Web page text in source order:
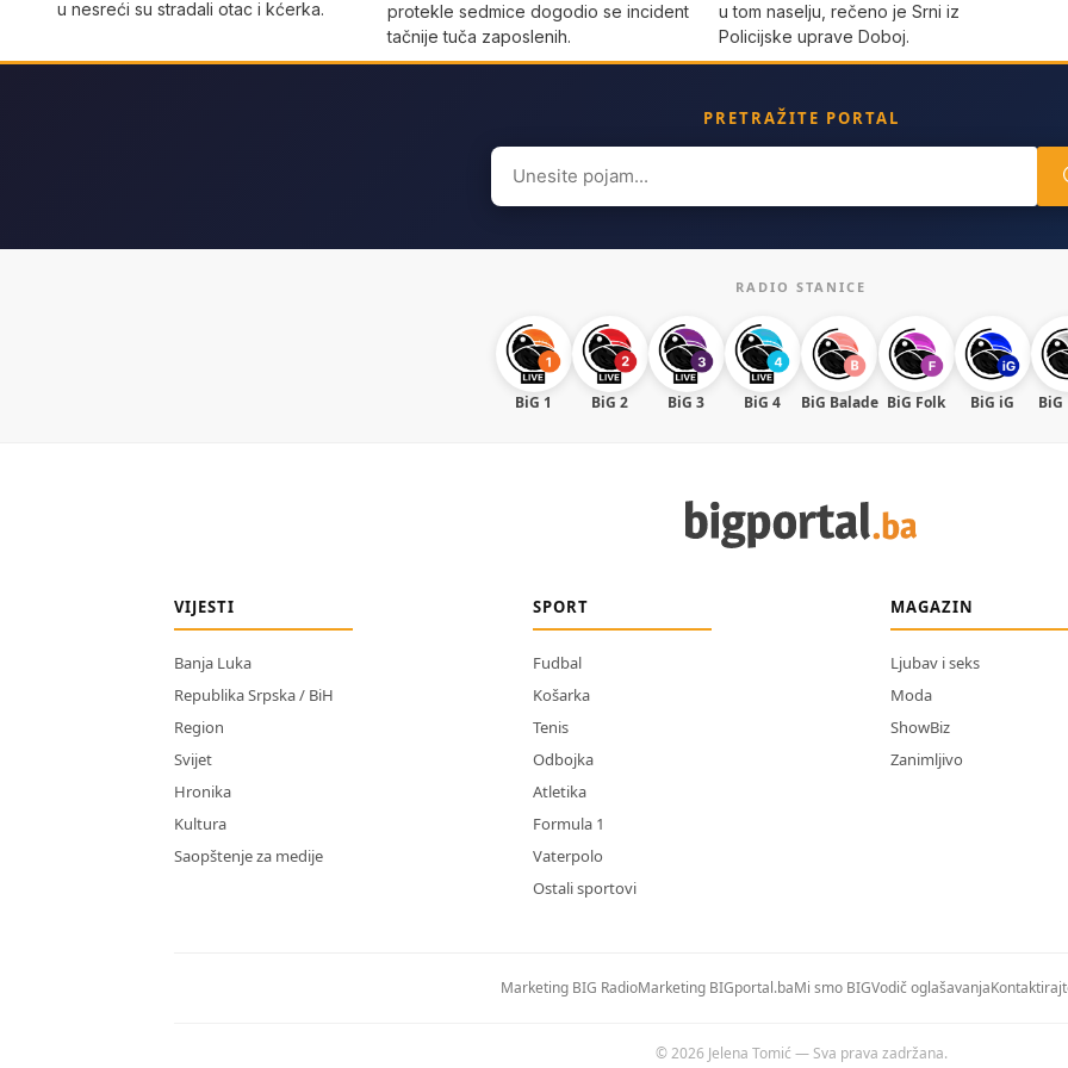
u nesreći su stradali otac i kćerka.
protekle sedmice dogodio se incident
tačnije tuča zaposlenih.
u tom naselju, rečeno je Srni iz
Policijske uprave Doboj.
PRETRAŽITE PORTAL
Search
for:
RADIO STANICE
BiG 1 BiG 2 BiG 3 BiG 4 BiG Balade BiG Folk BiG iG BiG
VIJESTI
Banja Luka
Republika Srpska / BiH
Region
Svijet
Hronika
Kultura
Saopštenje za medije
SPORT
Fudbal
Košarka
Tenis
Odbojka
Atletika
Formula 1
Vaterpolo
Ostali sportovi
MAGAZIN
Ljubav i seks
Moda
ShowBiz
Zanimljivo
Marketing BIG RadioMarketing BIGportal.baMi smo BIGVodič oglašavanja
© 2026 Jelena Tomić — Sva prava zadržana.